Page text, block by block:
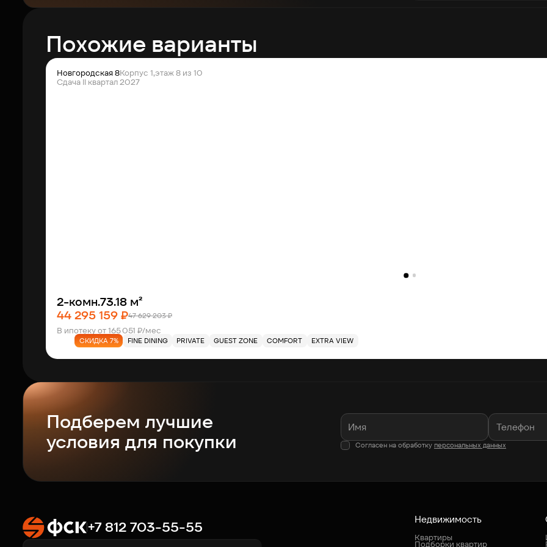
Похожие варианты
Новгородская 8Корпус 1,этаж 8 из 10
Сдача II квартал 2027
2-комн.73.18 м²
44 295 159 ₽47 629 203 ₽
В ипотеку от 165 051 ₽/мес
СКИДКА 7% FINE DINING PRIVATE GUEST ZONE COMFORT EXTRA VIEW
Подберем лучшие
условия для покупки
Согласен на обработкуперсональных данных
+7 812 703-55-55 Недвижимость
Квартиры
Подборки квартир